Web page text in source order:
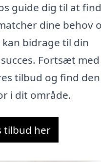
guide dig til at
dine behov
bidrage til din
Fortsæt
tilbud og find
i dit område.
tilbud her